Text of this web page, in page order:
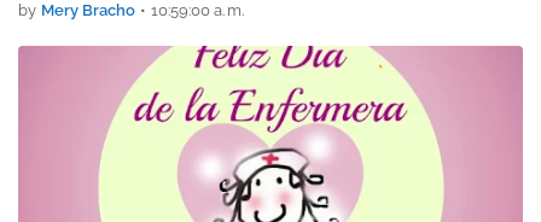
by Mery Bracho • 10:59:00 a. m.